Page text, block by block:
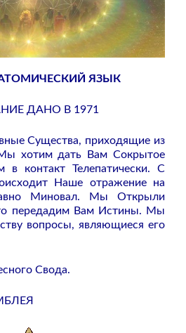
ЯЗЫК
ДАНО В 1971
Существа, приходящие из
хотим дать Вам Сокрытое
контакт Телепатически. С
Наше отражение на
Миновал. Мы Открыли
передадим Вам Истины. Мы
вопросы, являющиеся его
Свода.